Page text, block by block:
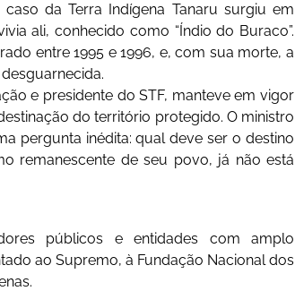
da Terra Indígena Tanaru surgiu em
ali, conhecido como “Índio do Buraco”.
entre 1995 e 1996, e, com sua morte, a
e presidente do STF, manteve em vigor
do território protegido. O ministro
pergunta inédita: qual deve ser o destino
remanescente de seu povo, já não está
públicos e entidades com amplo
ao Supremo, à Fundação Nacional dos